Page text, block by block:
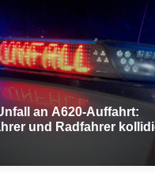
an A620-Auffahrt:
und Radfahrer